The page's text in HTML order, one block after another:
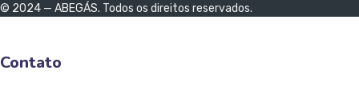
© 2024 — ABEGÁS. Todos os direitos reservados.
Contato